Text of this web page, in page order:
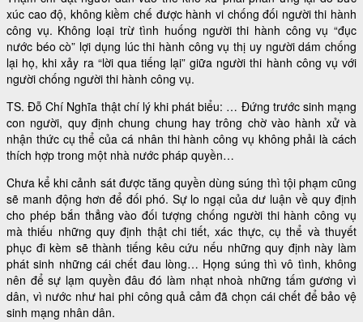
xúc cao độ, không kiềm chế được hành vi chống đối người thi hành
công vụ. Không loại trừ tình huống người thi hành công vụ “đục
nước béo cò” lợi dụng lúc thi hành công vụ thị uy người dám chống
lại họ, khi xảy ra “lời qua tiếng lại” giữa người thi hành công vụ với
người chống người thi hành công vụ.
TS. Đỗ Chí Nghĩa thật chí lý khi phát biểu: … Đứng trước sinh mạng
con người, quy định chung chung hay trông chờ vào hành xử và
nhận thức cụ thể của cá nhân thi hành công vụ không phải là cách
thích hợp trong một nhà nước pháp quyền…
Chưa kể khi cảnh sát được tăng quyền dùng súng thì tội phạm cũng
sẽ manh động hơn để đối phó. Sự lo ngại của dư luận về quy định
cho phép bắn thẳng vào đối tượng chống người thi hành công vụ
mà thiếu những quy định thật chi tiết, xác thực, cụ thể và thuyết
phục đi kèm sẽ thành tiếng kêu cứu nếu những quy định này làm
phát sinh những cái chết đau lòng… Họng súng thì vô tình, không
nên để sự lạm quyền đâu đó làm nhạt nhoà những tấm gương vì
dân, vì nước như hai phi công quả cảm đã chọn cái chết để bảo vệ
sinh mạng nhân dân.